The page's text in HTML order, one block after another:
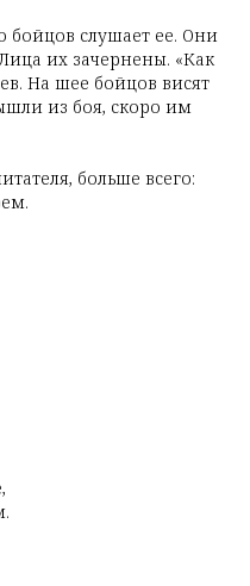
бойцов слушает ее. Они
их зачернены. «Как
На шее бойцов висят
из боя, скоро им
больше всего: